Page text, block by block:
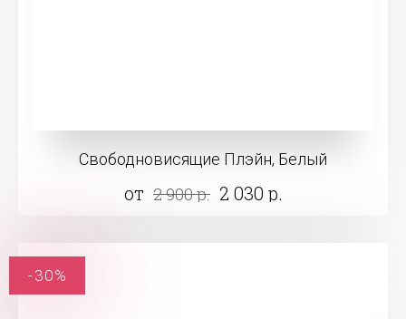
Свободновисящие Плэйн, Белый
от 2 900 р. 2 030 р.
-30%